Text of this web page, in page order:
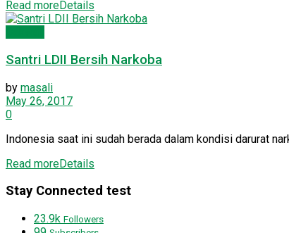
Read moreDetails
Santri LDII Bersih Narkoba
by masali
May 26, 2017
0
Indonesia saat ini sudah berada dalam kondisi darurat
Read moreDetails
Stay Connected test
23.9k Followers